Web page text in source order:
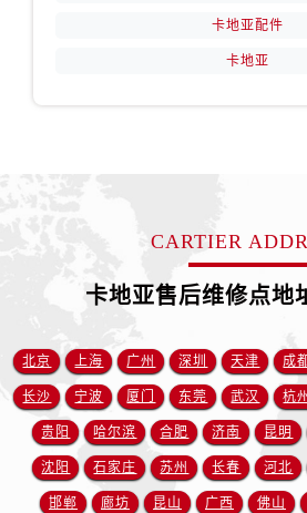
卡地亚配件
卡地亚
CARTIER
卡地亚售后维修点地
北京 上海 广州 深圳 天津 成
长沙 宁波 厦门 东莞 武汉 杭州
贵阳 哈尔滨 合肥 济南 昆明
沈阳 石家庄 苏州 长春 河北
邯郸 廊坊 昆山 广西 佛山